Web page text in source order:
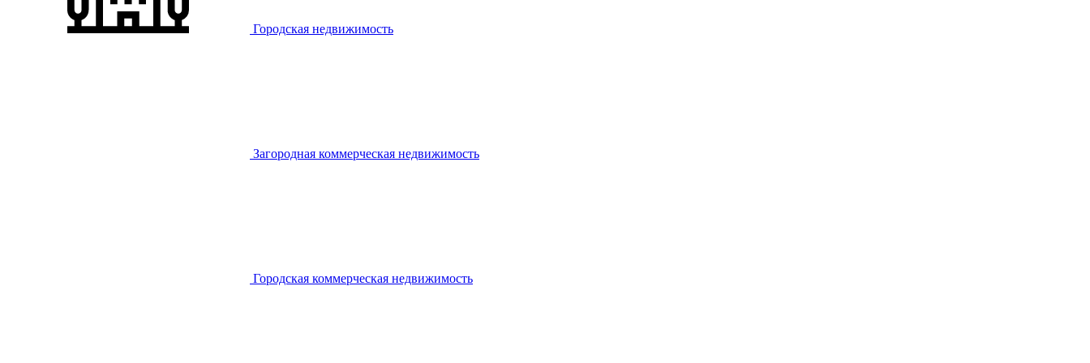
Городская недвижимость
Загородная коммерческая недвижимость
Городская коммерческая недвижимость